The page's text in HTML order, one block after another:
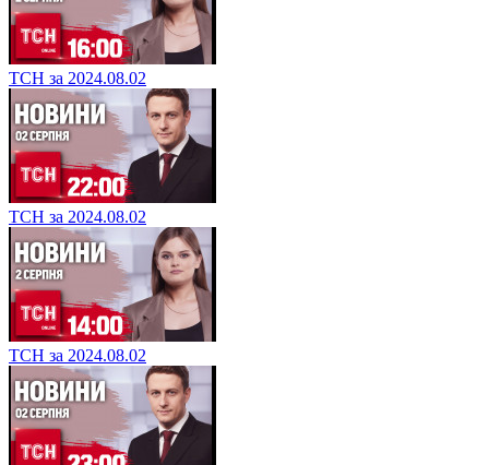
ТСН за 2024.08.02
ТСН за 2024.08.02
ТСН за 2024.08.02